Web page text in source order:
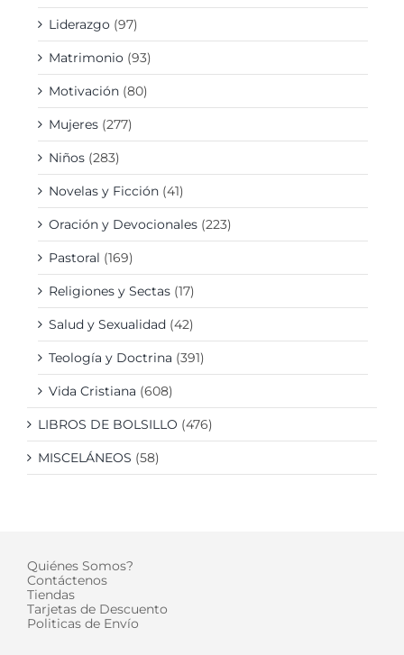
Liderazgo (97)
Matrimonio (93)
Motivación (80)
Mujeres (277)
Niños (283)
Novelas y Ficción (41)
Oración y Devocionales (223)
Pastoral (169)
Religiones y Sectas (17)
Salud y Sexualidad (42)
Teología y Doctrina (391)
Vida Cristiana (608)
LIBROS DE BOLSILLO (476)
MISCELÁNEOS (58)
Quiénes Somos?
Contáctenos
Tiendas
Tarjetas de Descuento
Politicas de Envío